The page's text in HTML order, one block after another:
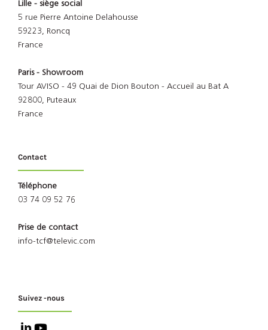
Lille - siège social
5 rue Pierre Antoine Delahousse
59223, Roncq
France
Paris - Showroom
Tour AVISO - 49 Quai de Dion Bouton - Accueil au Bat A
92800, Puteaux
France
Contact
Téléphone
03 74 09 52 76
Prise de contact
info-tcf@televic.com
Suivez -nous